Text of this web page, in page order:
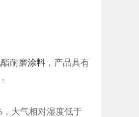
耐磨涂料 ，产品具有
大气相对湿度低于